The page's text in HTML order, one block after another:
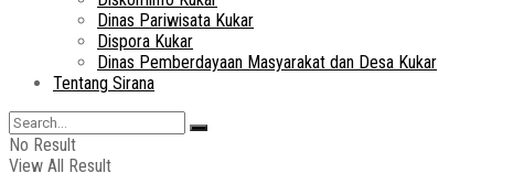
Dinas Pariwisata Kukar
Dispora Kukar
Dinas Pemberdayaan Masyarakat dan Desa Kukar
Tentang Sirana
No Result
View All Result